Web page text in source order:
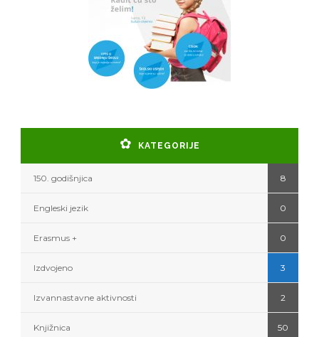
KATEGORIJE
150. godišnjica 8
Engleski jezik 0
Erasmus + 0
Izdvojeno 3
Izvannastavne aktivnosti 2
Knjižnica 50